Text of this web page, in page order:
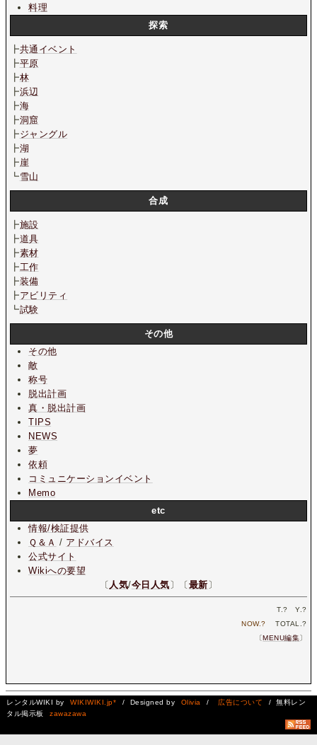
料理
探索
┣共通イベント
┣平原
┣林
┣浜辺
┣海
┣洞窟
┣ジャングル
┣湖
┣崖
┗雪山
合成
┣施設
┣道具
┣素材
┣工作
┣装備
┣アビリティ
┗試験
その他
その他
敵
称号
脱出計画
真・脱出計画
TIPS
NEWS
夢
依頼
コミュニケーションイベント
Memo
etc
情報/検証提供
Ｑ＆Ａ / アドバイス
公式サイト
Wikiへの要望
〔 人気/今日人気 〕〔 最新 〕
T.? Y.?
NOW.? TOTAL.?
〔MENU編集〕
レンタルWIKI by WIKIWIKI.jp* / Designed by Olivia / 広告について
/ 無料レン
タル掲示板
zawazawa